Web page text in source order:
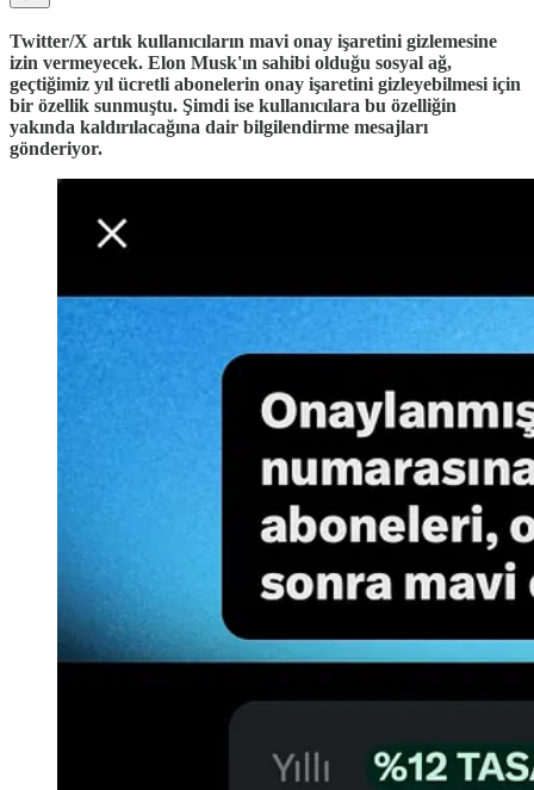
Twitter/X artık kullanıcıların mavi onay işaretini gizlemesine
izin vermeyecek. Elon Musk'ın sahibi olduğu sosyal ağ,
geçtiğimiz yıl ücretli abonelerin onay işaretini gizleyebilmesi için
bir özellik sunmuştu. Şimdi ise kullanıcılara bu özelliğin
yakında kaldırılacağına dair bilgilendirme mesajları
gönderiyor.